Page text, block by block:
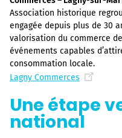
Association historique
engagée depuis plus de 30
valorisation du commerce
événements capables
consommation locale.
Lagny Commerces
Une étape
national